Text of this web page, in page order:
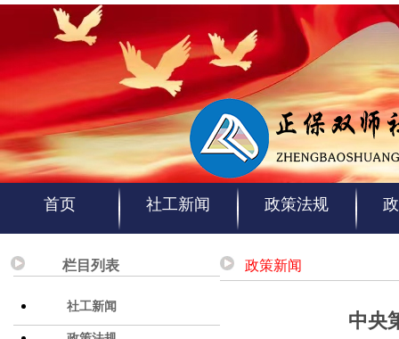
首页 社工新闻 政策法规
栏目列表
社工新闻
政策新闻
中央